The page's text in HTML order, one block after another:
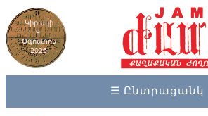
Կիրակի
9,
Օգոստոս
2026
☰ Ընտրացանկ